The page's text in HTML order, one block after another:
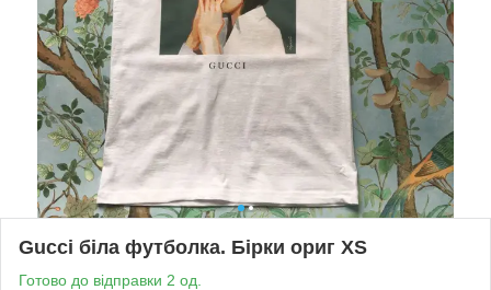
Gucci біла футболка. Бірки ориг XS
Готово до відправки 2 од.